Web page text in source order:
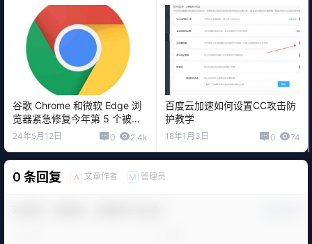
谷歌 Chrome 和微软 Edge 浏
览器紧急修复今年第 5 个被黑
客利用的零日漏洞
24年5月12日 0 2.4k
百度云加速如何设置CC攻击防
护教学
18年1月3日 0 74
0 条回复 A 文章作者 M 管理员